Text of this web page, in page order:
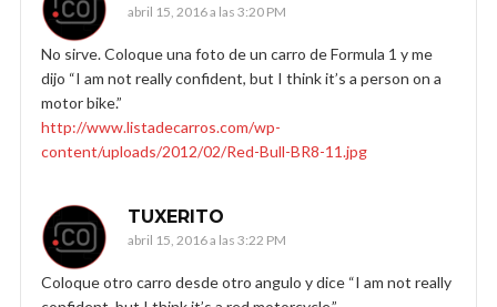
abril 15, 2016 a las 3:20 PM
No sirve. Coloque una foto de un carro de Formula 1 y me
dijo “I am not really confident, but I think it’s a person on a
motor bike.”
http://www.listadecarros.com/wp-
content/uploads/2012/02/Red-Bull-BR8-11.jpg
TUXERITO
abril 15, 2016 a las 3:22 PM
Coloque otro carro desde otro angulo y dice “I am not really